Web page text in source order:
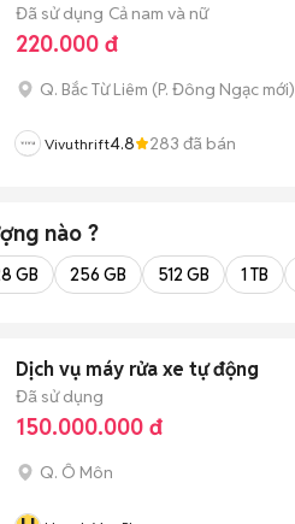
Đã sử dụng Cả nam và nữ
220.000 đ
Q. Bắc Từ Liêm (P. Đông Ngạc mới)
Vivuthrift4.8 283 đã bán
nào ?
GB 256 GB 512 GB 1 TB
Dịch vụ máy rửa xe tự động
Đã sử dụng
150.000.000 đ
Q. Ô Môn